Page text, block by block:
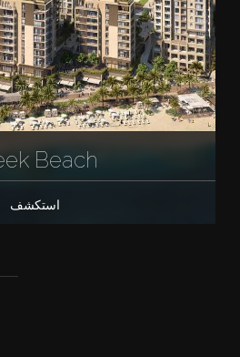
Beach
استكشف